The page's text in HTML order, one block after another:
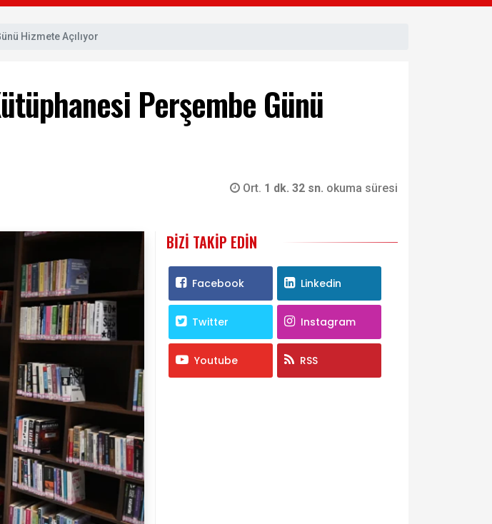
Hizmete Açılıyor
Perşembe Günü
Ort. 1 dk. 32 sn. okuma süresi
BIZI TAKIP EDIN
Facebook Linkedin
Twitter Instagram
Youtube RSS